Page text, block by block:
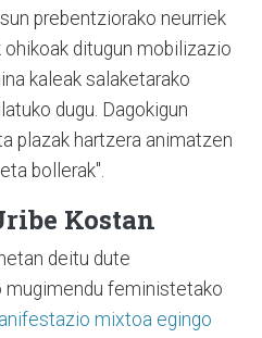
prebentziorako neurriek
ditugun mobilizazio
kaleak salaketarako
dugu. Dagokigun
plazak hartzera animatzen
bollerak".
Kostan
deitu dute
mugimendu feministetako
mixtoa egingo